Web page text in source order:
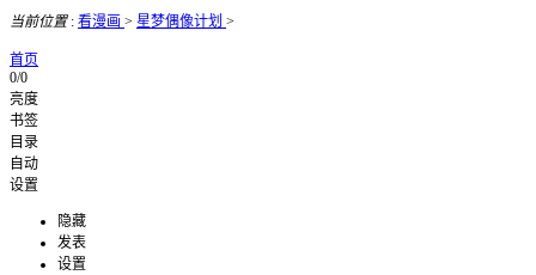
当前位置: 看漫画 > 星梦偶像计划 >
首页
0/0
亮度
书签
目录
自动
设置
隐藏
发表
设置